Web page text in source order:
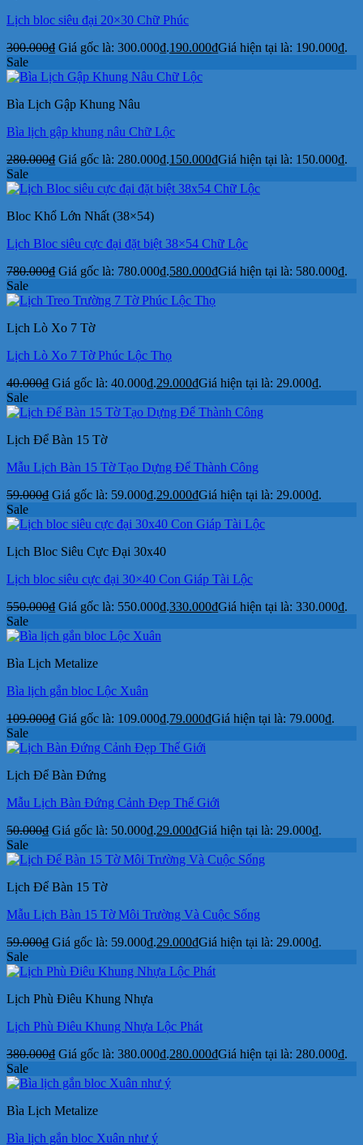
Lịch bloc siêu đại 20×30 Chữ Phúc
300.000₫ Giá gốc là: 300.000₫.190.000₫Giá hiện tại là: 190.000₫.
Sale
Bìa Lịch Gập Khung Nâu
Bìa lịch gập khung nâu Chữ Lộc
280.000₫ Giá gốc là: 280.000₫.150.000₫Giá hiện tại là: 150.000₫.
Sale
Bloc Khổ Lớn Nhất (38×54)
Lịch Bloc siêu cực đại đặt biệt 38×54 Chữ Lộc
780.000₫ Giá gốc là: 780.000₫.580.000₫Giá hiện tại là: 580.000₫.
Sale
Lịch Lò Xo 7 Tờ
Lịch Lò Xo 7 Tờ Phúc Lộc Thọ
40.000₫ Giá gốc là: 40.000₫.29.000₫Giá hiện tại là: 29.000₫.
Sale
Lịch Để Bàn 15 Tờ
Mẫu Lịch Bàn 15 Tờ Tạo Dựng Để Thành Công
59.000₫ Giá gốc là: 59.000₫.29.000₫Giá hiện tại là: 29.000₫.
Sale
Lịch Bloc Siêu Cực Đại 30x40
Lịch bloc siêu cực đại 30×40 Con Giáp Tài Lộc
550.000₫ Giá gốc là: 550.000₫.330.000₫Giá hiện tại là: 330.000₫.
Sale
Bìa Lịch Metalize
Bìa lịch gắn bloc Lộc Xuân
109.000₫ Giá gốc là: 109.000₫.79.000₫Giá hiện tại là: 79.000₫.
Sale
Lịch Để Bàn Đứng
Mẫu Lịch Bàn Đứng Cảnh Đẹp Thế Giới
50.000₫ Giá gốc là: 50.000₫.29.000₫Giá hiện tại là: 29.000₫.
Sale
Lịch Để Bàn 15 Tờ
Mẫu Lịch Bàn 15 Tờ Môi Trường Và Cuộc Sống
59.000₫ Giá gốc là: 59.000₫.29.000₫Giá hiện tại là: 29.000₫.
Sale
Lịch Phù Điêu Khung Nhựa
Lịch Phù Điêu Khung Nhựa Lộc Phát
380.000₫ Giá gốc là: 380.000₫.280.000₫Giá hiện tại là: 280.000₫.
Sale
Bìa Lịch Metalize
Bìa lịch gắn bloc Xuân như ý